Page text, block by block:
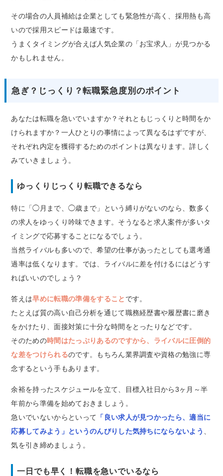
その場合の人員補給は企業としても緊急性が高く、採用熱も高
いので採用スピードは最速です。
うまくタイミングが合えば人気企業の「お宝求人」が見つかる
かもしれません。
急ぎ？じっくり？転職緊急度別のポイント
あなたは転職を急いでいますか？それともじっくりと時間をか
けられますか？一人ひとりの事情によって異なるはずですが、
それぞれ内定を獲得するためのポイントは異なります。詳しく
みていきましょう。
ゆっくりじっくり転職できるなら
特に「◯月まで、◯歳まで」という縛りがないのなら、数多く
の求人をゆっくり吟味できます。そうなると求人案件が多いタ
イミングで応募することになるでしょう。
当然ライバルも多いので、希望の仕事があったとしても選考通
過率は低くなります。では、ライバルに差を付けるにはどうす
ればいいのでしょう？
答えは早めに転職の準備をすること です。
たとえば質の高い自己分析を通じて職務経歴書や履歴書に磨き
をかけたり、面接対策に十分な時間をとったりなどです。
そのための時間はたっぷりあるのですから、ライバルに圧倒的
な差をつけられるのです。もちろん業界調査や資格の勉強に専
念するという手もあります。
余裕を持ったスケジュールを立て、目標入社日から3ヶ月～半
年前から準備を始めておきましょう。
急いでいないからといって 「良い求人が見つかったら、適当に
応募してみよう」というのんびりした気持ちにならないよう
気を引き締めましょう。
一日でも早く！転職を急いでいるなら